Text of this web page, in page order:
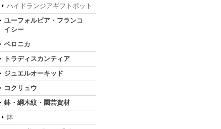
ハイドランジアギフトポット
ユーフォルビア・フランコ
イシー
ベロニカ
トラディスカンティア
ジュエルオーキッド
コクリュウ
鉢・綱木紋・園芸資材
鉢